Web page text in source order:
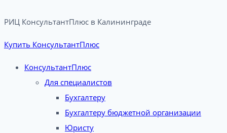
РИЦ КонсультантПлюс в Калининграде​
Купить КонсультантПлюс
КонсультантПлюс
Для специалистов
Бухгалтеру
Бухгалтеру бюджетной организации
Юристу